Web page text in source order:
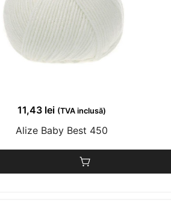
11,43 lei (TVA inclusă)
Alize Baby Best 450